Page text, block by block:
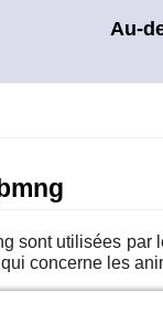
Au-
sont utilisées par
concerne les